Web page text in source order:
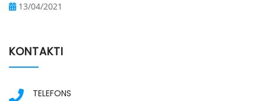
13/04/2021
KONTAKTI
TELEFONS